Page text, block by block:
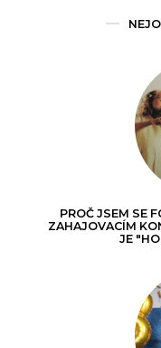
PROČ JSEM SE
ZAHAJOVACÍM
JE